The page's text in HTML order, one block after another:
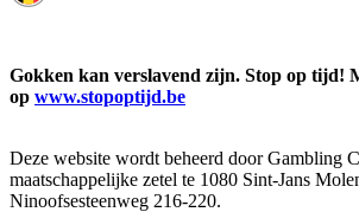
Gokken kan verslavend zijn. Stop op tijd!
op www.stopoptijd.be
Deze website wordt beheerd door Gambling
maatschappelijke zetel te 1080 Sint-Jans
Ninoofsesteenweg 216-220.